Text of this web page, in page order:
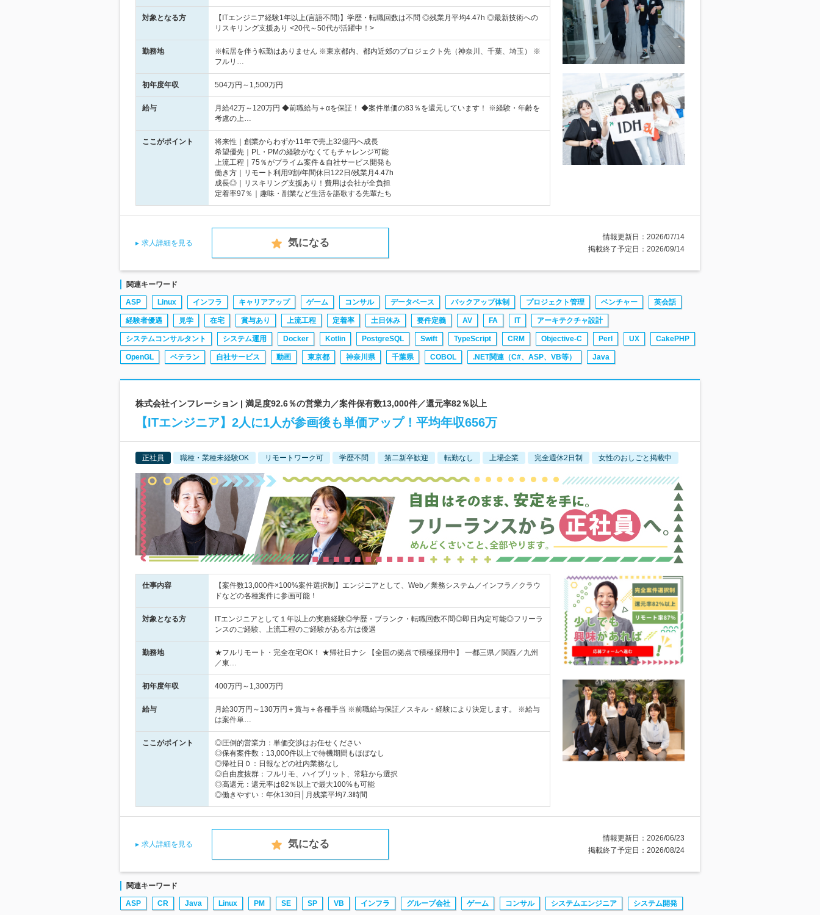
対象となる方
【ITエンジニア経験1年以上(言語不問)】学歴・転職回数は不問 ◎残業月平均4.47h ◎最新技術への
リスキリング支援あり <20代～50代が活躍中！>
勤務地
※転居を伴う転勤はありません ※東京都内、都内近郊のプロジェクト先（神奈川、千葉、埼玉） ※
フルリ…
初年度年収 504万円～1,500万円
給与
月給42万～120万円 ◆前職給与＋αを保証！ ◆案件単価の83％を還元しています！ ※経験・年齢を
考慮の上…
ここがポイント
将来性｜創業からわずか11年で売上32億円へ成長
希望優先｜PL・PMの経験がなくてもチャレンジ可能
上流工程｜75％がプライム案件＆自社サービス開発も
働き方｜リモート利用9割/年間休日122日/残業月4.47h
成長◎｜リスキリング支援あり！費用は会社が全負担
定着率97％｜趣味・副業など生活を謳歌する先輩たち
求人詳細を見る 気になる
情報更新日：2026/07/14
掲載終了予定日：2026/09/14
関連キーワード
ASP Linux インフラ キャリアアップ ゲーム コンサル データベース バックアップ体制 プロジェクト管理 ベンチャー 英会話
経験者優遇 見学 在宅 賞与あり 上流工程 定着率 土日休み 要件定義 AV FA IT アーキテクチャ設計
システムコンサルタント システム運用 Docker Kotlin PostgreSQL Swift TypeScript CRM Objective-C Perl UX CakePHP
OpenGL ベテラン 自社サービス 動画 東京都 神奈川県 千葉県 COBOL .NET関連（C#、ASP、VB等） Java
株式会社インフレーション | 満足度92.6％の営業力／案件保有数13,000件／還元率82％以上
【ITエンジニア】2人に1人が参画後も単価アップ！平均年収656万
正社員 職種・業種未経験OK リモートワーク可 学歴不問 第二新卒歓迎 転勤なし 上場企業 完全週休2日制 女性のおしごと掲載中
仕事内容
【案件数13,000件×100%案件選択制】エンジニアとして、Web／業務システム／インフラ／クラウ
ドなどの各種案件に参画可能！
対象となる方
ITエンジニアとして１年以上の実務経験◎学歴・ブランク・転職回数不問◎即日内定可能◎フリーラ
ンスのご経験、上流工程のご経験がある方は優遇
勤務地
★フルリモート・完全在宅OK！ ★帰社日ナシ 【全国の拠点で積極採用中】 一都三県／関西／九州
／東…
初年度年収 400万円～1,300万円
給与
月給30万円～130万円＋賞与＋各種手当 ※前職給与保証／スキル・経験により決定します。 ※給与
は案件単…
ここがポイント
◎圧倒的営業力：単価交渉はお任せください
◎保有案件数：13,000件以上で待機期間もほぼなし
◎帰社日０：日報などの社内業務なし
◎自由度抜群：フルリモ、ハイブリット、常駐から選択
◎高還元：還元率は82％以上で最大100%も可能
◎働きやすい：年休130日│月残業平均7.3時間
求人詳細を見る 気になる
情報更新日：2026/06/23
掲載終了予定日：2026/08/24
関連キーワード
ASP CR Java Linux PM SE SP VB インフラ グループ会社 ゲーム コンサル システムエンジニア システム開発